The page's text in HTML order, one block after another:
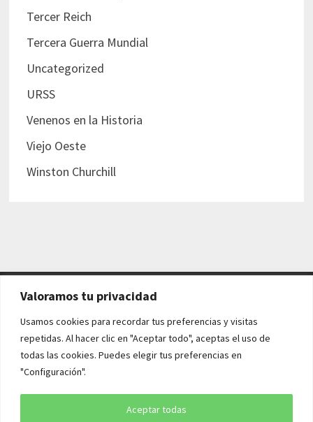
Valoramos tu privacidad
Usamos cookies para recordar tus preferencias y visitas
repetidas. Al hacer clic en "Aceptar todo", aceptas el uso de
todas las cookies. Puedes elegir tus preferencias en
"Configuración".
Aceptar todas
Tercer Reich
Tercera Guerra Mundial
Uncategorized
URSS
Venenos en la Historia
Viejo Oeste
Winston Churchill
AVISO LEGAL Y POLÍTICAS
Aviso legal
Política de cookies